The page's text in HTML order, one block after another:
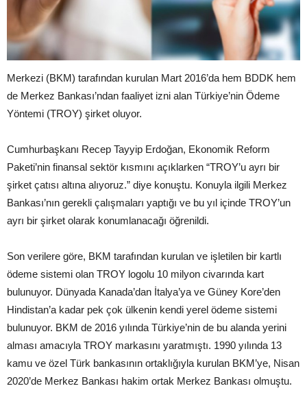
Merkezi (BKM) tarafından kurulan Mart 2016’da hem BDDK hem
de Merkez Bankası’ndan faaliyet izni alan Türkiye’nin Ödeme
Yöntemi (TROY) şirket oluyor.
Cumhurbaşkanı Recep Tayyip Erdoğan, Ekonomik Reform
Paketi’nin finansal sektör kısmını açıklarken “TROY’u ayrı bir
şirket çatısı altına alıyoruz.” diye konuştu. Konuyla ilgili Merkez
Bankası’nın gerekli çalışmaları yaptığı ve bu yıl içinde TROY’un
ayrı bir şirket olarak konumlanacağı öğrenildi.
Son verilere göre, BKM tarafından kurulan ve işletilen bir kartlı
ödeme sistemi olan TROY logolu 10 milyon civarında kart
bulunuyor. Dünyada Kanada’dan İtalya’ya ve Güney Kore’den
Hindistan’a kadar pek çok ülkenin kendi yerel ödeme sistemi
bulunuyor. BKM de 2016 yılında Türkiye’nin de bu alanda yerini
alması amacıyla TROY markasını yaratmıştı. 1990 yılında 13
kamu ve özel Türk bankasının ortaklığıyla kurulan BKM’ye, Nisan
2020’de Merkez Bankası hakim ortak Merkez Bankası olmuştu.